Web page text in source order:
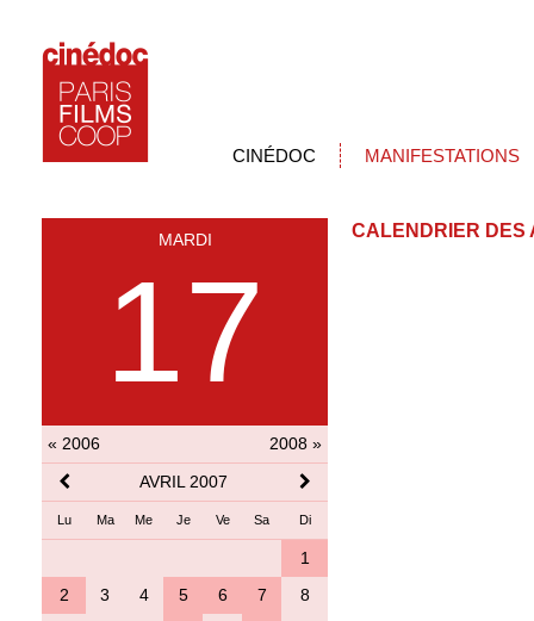
CINÉDOC MANIFESTATIONS
MARDI
17
« 2006
2008 »
AVRIL 2007
Lu Ma Me Je Ve Sa Di
1
2
3 4 5 6 7
8
CALENDRIER DES